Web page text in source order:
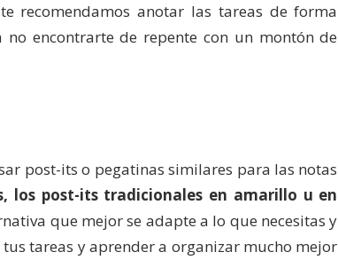
recomendamos anotar las tareas de forma
encontrarte de repente con un montón de
post-its o pegatinas similares para las notas
los post-its tradicionales en amarillo u en
que mejor se adapte a lo que necesitas y
tareas y aprender a organizar mucho mejor